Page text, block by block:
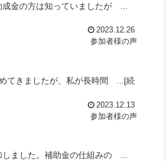
金の方は知っていましたが ...
2023.12.26
参加者様の声
てきましたが、私が長時間 ...[続
2023.12.13
参加者様の声
ました。補助金の仕組みの ...